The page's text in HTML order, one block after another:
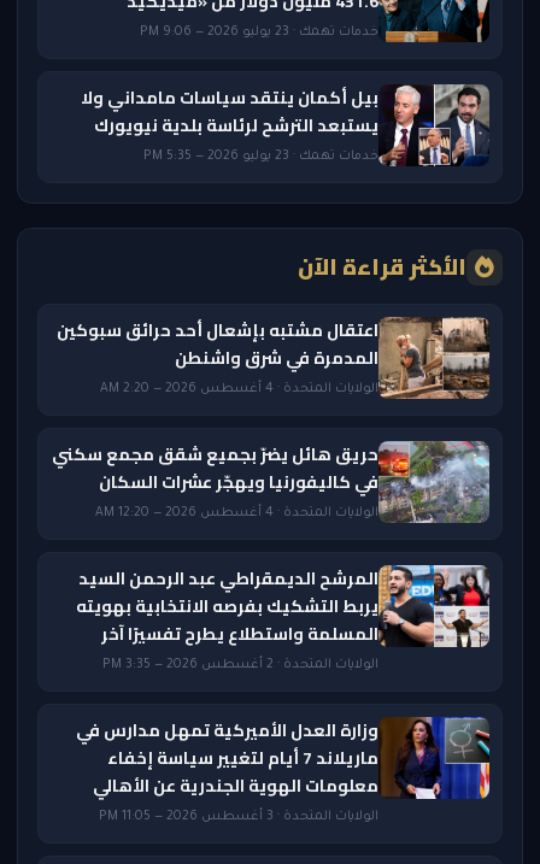
خدمات تهمك · 23 يوليو 2026 — 9:06 PM
بيل أكمان ينتقد سياسات مامداني ولا
يستبعد الترشح لرئاسة بلدية نيويورك
خدمات تهمك · 23 يوليو 2026 — 5:35 PM
الأكثر قراءة الآن
اعتقال مشتبه بإشعال أحد حرائق سبوكين
المدمرة في شرق واشنطن
الولايات المتحدة · 4 أغسطس 2026 — 2:20 AM
حريق هائل يضرّ بجميع شقق مجمع سكني
في كاليفورنيا ويهجّر عشرات السكان
الولايات المتحدة · 4 أغسطس 2026 — 12:20 AM
المرشح الديمقراطي عبد الرحمن السيد
يربط التشكيك بفرصه الانتخابية بهويته
المسلمة واستطلاع يطرح تفسيرًا آخر
الولايات المتحدة · 2 أغسطس 2026 — 3:35 PM
وزارة العدل الأميركية تمهل مدارس في
ماريلاند 7 أيام لتغيير سياسة إخفاء
معلومات الهوية الجندرية عن الأهالي
الولايات المتحدة · 3 أغسطس 2026 — 11:05 PM